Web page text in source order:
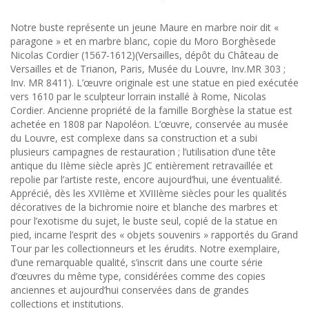
Notre buste représente un jeune Maure en marbre noir dit «
paragone » et en marbre blanc, copie du Moro Borghèsede
Nicolas Cordier (1567-1612)(Versailles, dépôt du Château de
Versailles et de Trianon, Paris, Musée du Louvre, Inv.MR 303 ;
Inv. MR 8411). L’œuvre originale est une statue en pied exécutée
vers 1610 par le sculpteur lorrain installé à Rome, Nicolas
Cordier. Ancienne propriété de la famille Borghèse la statue est
achetée en 1808 par Napoléon. L’œuvre, conservée au musée
du Louvre, est complexe dans sa construction et a subi
plusieurs campagnes de restauration ; l’utilisation d’une tête
antique du IIème siècle après JC entièrement retravaillée et
repolie par l’artiste reste, encore aujourd’hui, une éventualité.
Apprécié, dès les XVIIème et XVIIIème siècles pour les qualités
décoratives de la bichromie noire et blanche des marbres et
pour l’exotisme du sujet, le buste seul, copié de la statue en
pied, incarne l’esprit des « objets souvenirs » rapportés du Grand
Tour par les collectionneurs et les érudits. Notre exemplaire,
d’une remarquable qualité, s’inscrit dans une courte série
d’œuvres du même type, considérées comme des copies
anciennes et aujourd’hui conservées dans de grandes
collections et institutions.